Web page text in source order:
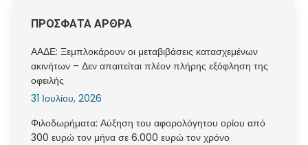
ΠΡΟΣΦΑΤΑ ΑΡΘΡΑ
ΑΑΔΕ: Ξεμπλοκάρουν οι μεταβιβάσεις κατασχεμένων
ακινήτων – Δεν απαιτείται πλέον πλήρης εξόφληση της
οφειλής
31 Ιουλίου, 2026
Φιλοδωρήματα: Αύξηση του αφορολόγητου ορίου από
300 ευρώ τον μήνα σε 6.000 ευρώ τον χρόνο